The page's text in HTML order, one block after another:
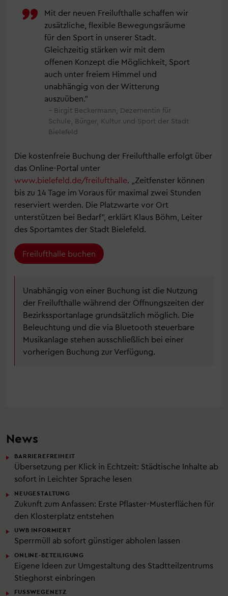
Mit der neuen Freilufthalle schaffen wir
zusätzliche, flexible Bewegungsräume
für den Sport in unserer Stadt.
Gleichzeitig stärken wir mit dem
offenen Konzept die Möglichkeit, Sport
auch unter freiem Himmel und
unabhängig von der Witterung
auszuüben.
Birgit Beckermann, Dezernentin für
Schule, Bürger, Kultur und Sport der Stadt
Bielefeld
Die kostenfreie Buchung der Freilufthalle erfolgt über
das Online-Portal unter
www.bielefeld.de/freilufthalle. „Zeitfenster können
bis zu 14 Tage im Voraus für maximal zwei Stunden
reserviert werden. Die Platzwarte vor Ort
unterstützen bei Bedarf", erklärt Klaus Böhm, Leiter
des Sportamtes der Stadt Bielefeld.
Freilufthalle buchen
Unabhängig von einer Buchung ist die Nutzung
der Freilufthalle während der Öffnungszeiten der
Bezirkssportanlage grundsätzlich möglich. Die
Beleuchtung und die via Bluetooth steuerbare
Musikanlage stehen ausschließlich bei einer
vorherigen Buchung zur Verfügung.
News
BARRIEREFREIHEIT
Übersetzung per Klick in Echtzeit: Städtische Inhalte ab
sofort in Leichter Sprache lesen
NEUGESTALTUNG
Zukunft zum Anfassen: Erste Pflaster-Musterflächen für
den Klosterplatz entstehen
UWB INFORMIERT
Sperrmüll ab sofort günstiger abholen lassen
ONLINE-BETEILIGUNG
Eigene Ideen zur Umgestaltung des Stadtteilzentrums
Stieghorst einbringen
FUSSWEGENETZ